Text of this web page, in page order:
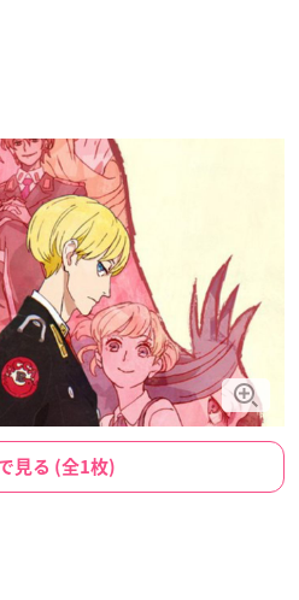
見る (全1枚)